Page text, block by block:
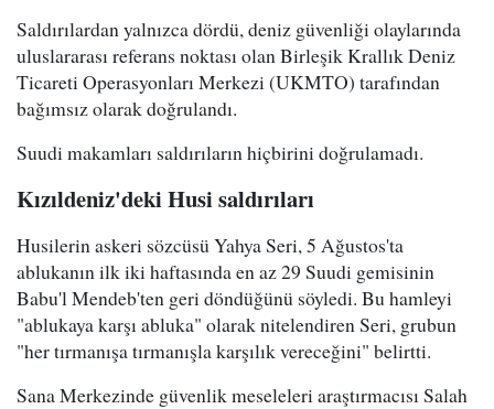
Saldırılardan yalnızca dördü, deniz güvenliği olaylarında
uluslararası referans noktası olan Birleşik Krallık Deniz
Ticareti Operasyonları Merkezi (UKMTO) tarafından
bağımsız olarak doğrulandı.
Suudi makamları saldırıların hiçbirini doğrulamadı.
Kızıldeniz'deki Husi saldırıları
Husilerin askeri sözcüsü Yahya Seri, 5 Ağustos'ta
ablukanın ilk iki haftasında en az 29 Suudi gemisinin
Babu'l Mendeb'ten geri döndüğünü söyledi. Bu hamleyi
"ablukaya karşı abluka" olarak nitelendiren Seri, grubun
"her tırmanışa tırmanışla karşılık vereceğini" belirtti.
Sana Merkezinde güvenlik meseleleri araştırmacısı Salah